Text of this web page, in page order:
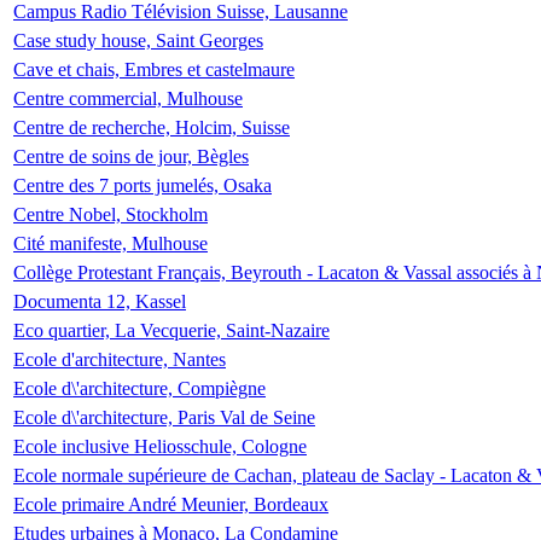
Campus Radio Télévision Suisse, Lausanne
Case study house, Saint Georges
Cave et chais, Embres et castelmaure
Centre commercial, Mulhouse
Centre de recherche, Holcim, Suisse
Centre de soins de jour, Bègles
Centre des 7 ports jumelés, Osaka
Centre Nobel, Stockholm
Cité manifeste, Mulhouse
Collège Protestant Français, Beyrouth - Lacaton & Vassal associés
Documenta 12, Kassel
Eco quartier, La Vecquerie, Saint-Nazaire
Ecole d'architecture, Nantes
Ecole d\'architecture, Compiègne
Ecole d\'architecture, Paris Val de Seine
Ecole inclusive Heliosschule, Cologne
Ecole normale supérieure de Cachan, plateau de Saclay - Lacaton &
Ecole primaire André Meunier, Bordeaux
Etudes urbaines à Monaco, La Condamine